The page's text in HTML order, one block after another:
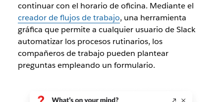
continuar con el horario de oficina. Mediante el
creador de flujos de trabajo, una herramienta
gráfica que permite a cualquier usuario de Slack
automatizar los procesos rutinarios, los
compañeros de trabajo pueden plantear
preguntas empleando un formulario.